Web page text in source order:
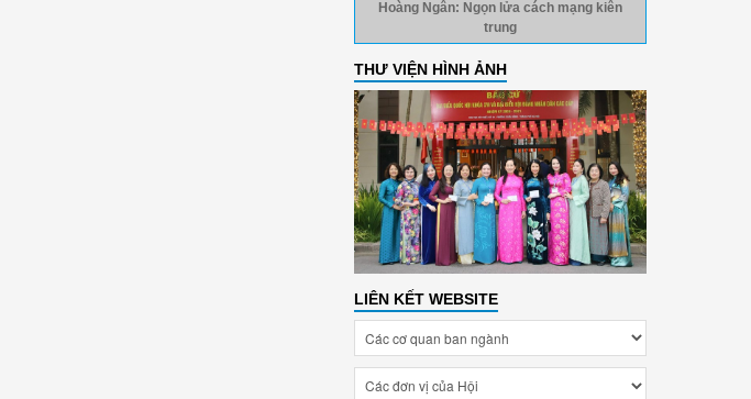
Hoàng Ngân: Ngọn lửa cách mạng kiên
trung
THƯ VIỆN HÌNH ẢNH
LIÊN KẾT WEBSITE